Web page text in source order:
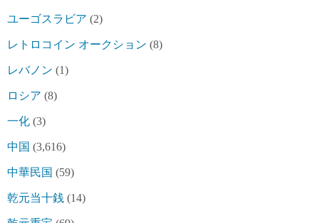
ユーゴスラビア (2)
レトロコイン オークション (8)
レバノン (1)
ロシア (8)
一化 (3)
中国 (3,616)
中華民国 (59)
乾元当十銭 (14)